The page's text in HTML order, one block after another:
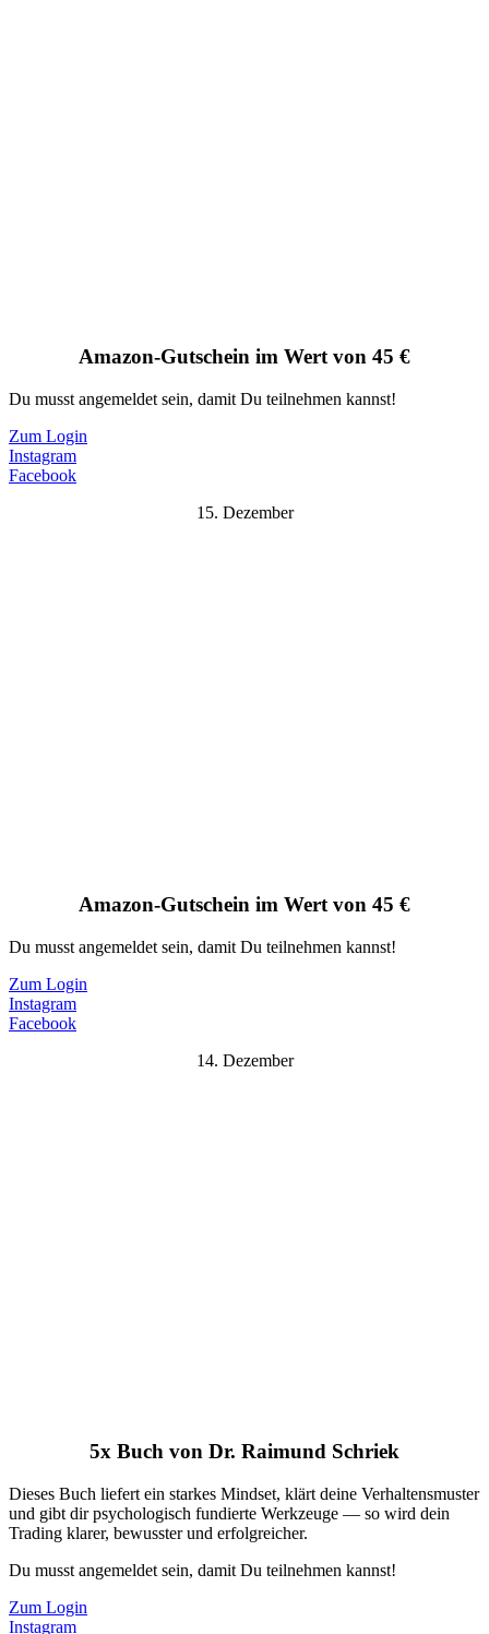
Amazon-Gutschein im Wert von 45 €
Du musst angemeldet sein, damit Du teilnehmen kannst!
Zum Login
Instagram
Facebook
15. Dezember
Amazon-Gutschein im Wert von 45 €
Du musst angemeldet sein, damit Du teilnehmen kannst!
Zum Login
Instagram
Facebook
14. Dezember
5x Buch von Dr. Raimund Schriek
Dieses Buch liefert ein starkes Mindset, klärt deine Verhaltensmuster
und gibt dir psychologisch fundierte Werkzeuge — so wird dein
Trading klarer, bewusster und erfolgreicher.
Du musst angemeldet sein, damit Du teilnehmen kannst!
Zum Login
Instagram